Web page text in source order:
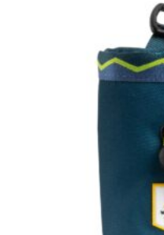
€ 11,99